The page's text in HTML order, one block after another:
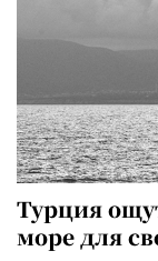
Турция
море для